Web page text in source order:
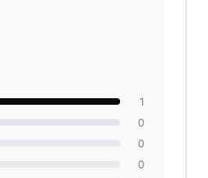
1
0
0
0